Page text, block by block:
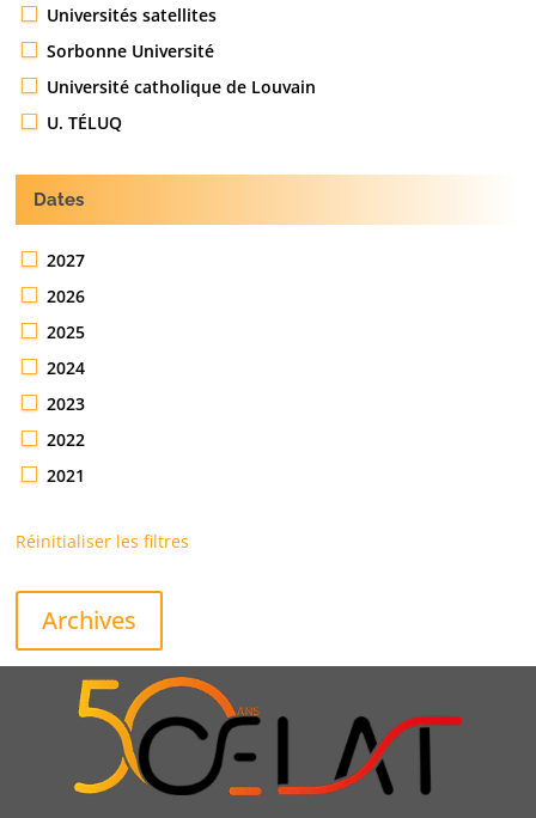
Universités satellites
Sorbonne Université
Université catholique de Louvain
U. TÉLUQ
Dates
2027
2026
2025
2024
2023
2022
2021
Réinitialiser les filtres
Archives